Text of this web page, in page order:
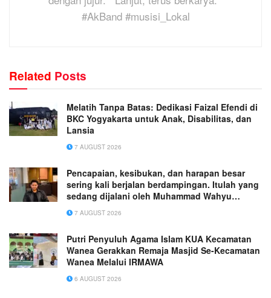
#AkBand #musisi_Lokal
Related Posts
Melatih Tanpa Batas: Dedikasi Faizal Efendi di
BKC Yogyakarta untuk Anak, Disabilitas, dan
Lansia
7 AUGUST 2026
Pencapaian, kesibukan, dan harapan besar
sering kali berjalan berdampingan. Itulah yang
sedang dijalani oleh Muhammad Wahyu
Wicaksana.
7 AUGUST 2026
Putri Penyuluh Agama Islam KUA Kecamatan
Wanea Gerakkan Remaja Masjid Se-Kecamatan
Wanea Melalui IRMAWA
6 AUGUST 2026